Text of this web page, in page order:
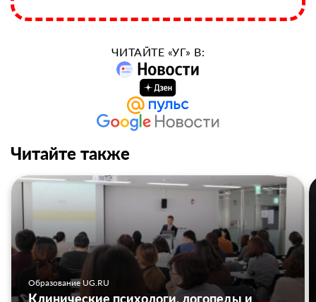
ЧИТАЙТЕ «УГ» В:
Читайте также
Образование UG.RU
Клинические психологи, логопеды и